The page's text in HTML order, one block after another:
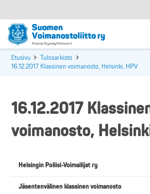
Etusivu
Tulosarkisto
16.12.2017 Klassinen voimanosto, Helsinki, HPV
16.12.2017
voimanosto,
Helsingin Poliisi-Voimailijat ry
Jäsentenvälinen klassinen voimanosto